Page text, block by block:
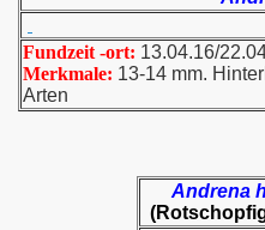
Fundzeit -ort: 13.04.16/
Merkmale: 13-14 mm.
Arten
Andrena